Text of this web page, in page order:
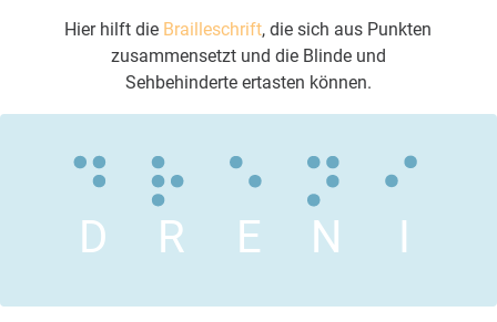
Hier hilft die Brailleschrift, die sich aus Punkten
zusammensetzt und die Blinde und
Sehbehinderte ertasten können.
D R E N I